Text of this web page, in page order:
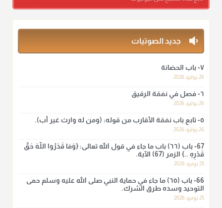
ومن المعاصرين أنكره الشيخ بكر أبو زيد وابن عثيمين، وحسبك
بقول الإمام مالك رحمه الله :"ما سمعتُ أنه يدعو عند ختم القرآن
وما هو من عمل الناس"
منذ 3 شهر
لا أعلم لدعاء ختم القرآن في الصلاة أصلاً صحيحاً يعتمد عليه من سنة
الرسول صلى الله عليه وسلّم، ولا من عمل الصحابة رضي الله
منذ 3 شهر
أ.د. صالح الشمراني
نرى اليوم بأبصارنا بعض ما رأى العلماء ببصائرهم: "والرافضة ليس
لهم سعي إلا في هدم الإسلام و نقض عراه...فأيامهم في الإسلام
كلها سود" ابن تيمية.
جديد الصوتيات
٧- باب الحضانة
26 يوليو، 2026
٦- فصل في نفقة الرقيق
26 يوليو، 2026
٥- تابع باب نفقة الأقارب من قوله: (ومن له وارث غير أب).
26 يوليو، 2026
67- باب (٦٦) باب ما جاء في قول الله تعالى: {وَمَا قَدَرُوا اللَّهَ حَقَّ
قَدْرِهِ ..} الزمر (67) الآية.
25 يونيو، 2026
66- باب (٦٥) ما جاء في حماية النبي صلى الله عليه وسلم حمى
التوحيد وسده طرق الشرك.
25 يونيو، 2026